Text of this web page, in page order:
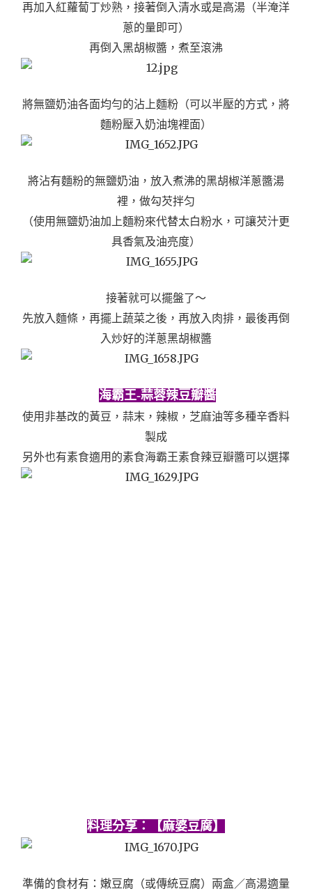
再加入紅蘿蔔丁炒熟，接著倒入清水或是高湯（半淹洋
蔥的量即可）
再倒入黑胡椒醬，煮至滾沸
將無鹽奶油各面均勻的沾上麵粉（可以半壓的方式，將
麵粉壓入奶油塊裡面）
將沾有麵粉的無鹽奶油，放入煮沸的黑胡椒洋蔥醬湯
裡，做勾芡拌匀
（使用無鹽奶油加上麵粉來代替太白粉水，可讓芡汁更
具香氣及油亮度）
接著就可以擺盤了～
先放入麵條，再擺上蔬菜之後，再放入肉排，最後再倒
入炒好的洋蔥黑胡椒醬
海霸王-蒜蓉辣豆瓣醬
使用非基改的黃豆，蒜末，辣椒，芝麻油等多種辛香料
製成
另外也有素食適用的素食海霸王素食辣豆瓣醬可以選擇
料理分享：【麻婆豆腐】
準備的食材有：嫩豆腐（或傳統豆腐）兩盒／高湯適量